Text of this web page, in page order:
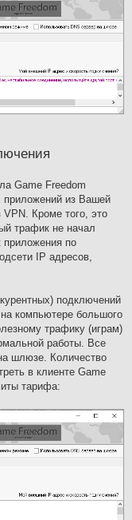
Game Freedom
приложений из Вашей
Кроме того, это
трафик не начал
по
IP адресов,
подключений
компьютере большого
трафику (играм)
работы. Все
шлюзе. Количество
в клиенте Game
тарифа: